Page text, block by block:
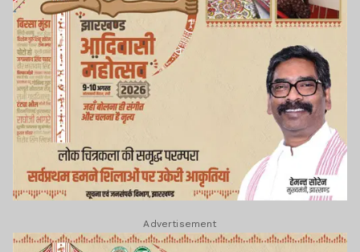
Advertisement